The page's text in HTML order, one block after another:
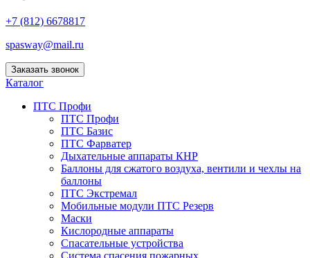
+7 (812) 6678817
spasway@mail.ru
Заказать звонок
Каталог
ПТС Профи
ПТС Профи
ПТС Базис
ПТС Фарватер
Дыхательные аппараты КНР
Баллоны для сжатого воздуха, вентили и чехлы на
баллоны
ПТС Экстремал
Мобильные модули ПТС Резерв
Маски
Кислородные аппараты
Спасательные устройства
Система спасения пожарных